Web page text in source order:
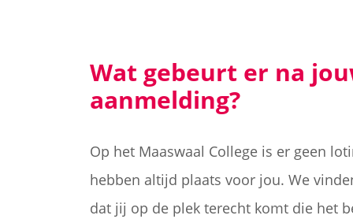
Wat gebeurt er na
aanmelding?
Op het Maaswaal College is er geen
hebben altijd plaats voor jou. We
dat jij op de plek terecht komt die het